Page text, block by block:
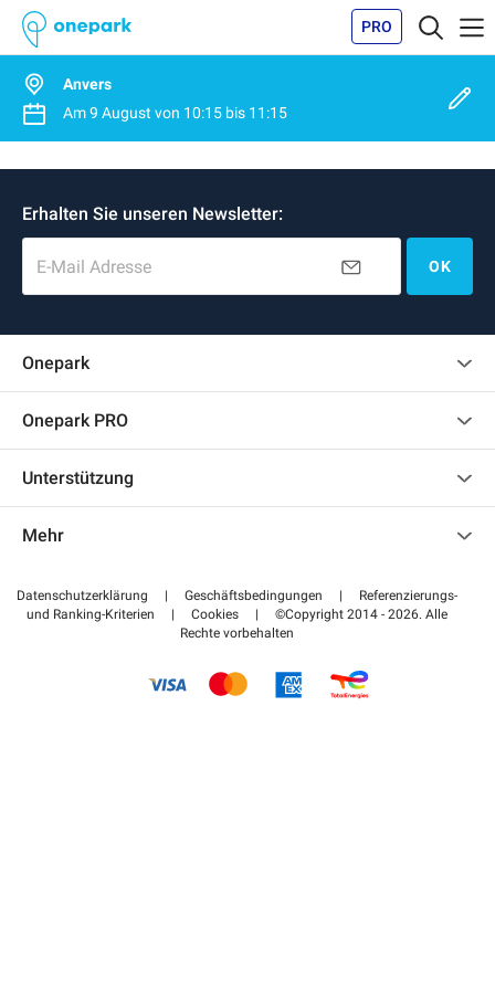
PRO
Anvers
Am9 August von 10:15bis 11:15
Erhalten Sie unseren Newsletter:
E-Mail Adresse OK
Onepark
Impressum
Onepark PRO
Werden Sie unser Partner
Auf meinen Partnerbereich zugreifen
Unterstützung
Bezahlen Sie Ihren Parkplatz FLOW
Mehr
Datenschutzerklärung | Geschäftsbedingungen |
Referenzierungs-
und Ranking-Kriterien
| Cookies |
©Copyright 2014 - 2026. Alle
Rechte vorbehalten